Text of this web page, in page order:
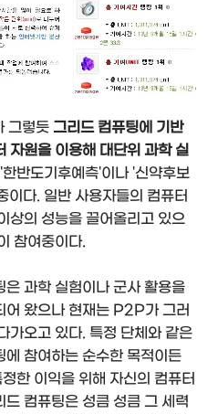
그렇듯 그리드 컴퓨팅에 기반
자원을 이용해 대단위 과학 실
반도기후예측'이나 '신약후보
이다. 일반 사용자들의 컴퓨터
상의 성능을 끌어올리고 있으
참여중이다.
과학 실험이나 군사 활용을
어 왔으나 현재는 P2P가 그러
가오고 있다. 특정 단체와 같은
참여하는 순수한 목적이든
한 이익을 위해 자신의 컴퓨터
컴퓨팅은 성큼 성큼 그 세력